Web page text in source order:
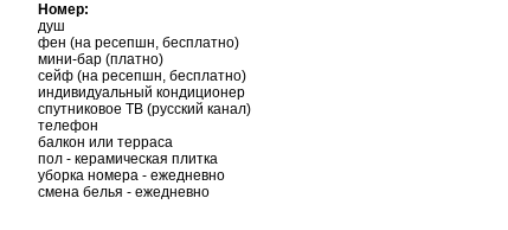
Номер:
душ
фен (на ресепшн, бесплатно)
мини-бар (платно)
сейф (на ресепшн, бесплатно)
индивидуальный кондиционер
спутниковое TВ (русский канал)
телефон
балкон или терраса
пол - керамическая плитка
уборка номера - ежедневно
смена белья - ежедневно